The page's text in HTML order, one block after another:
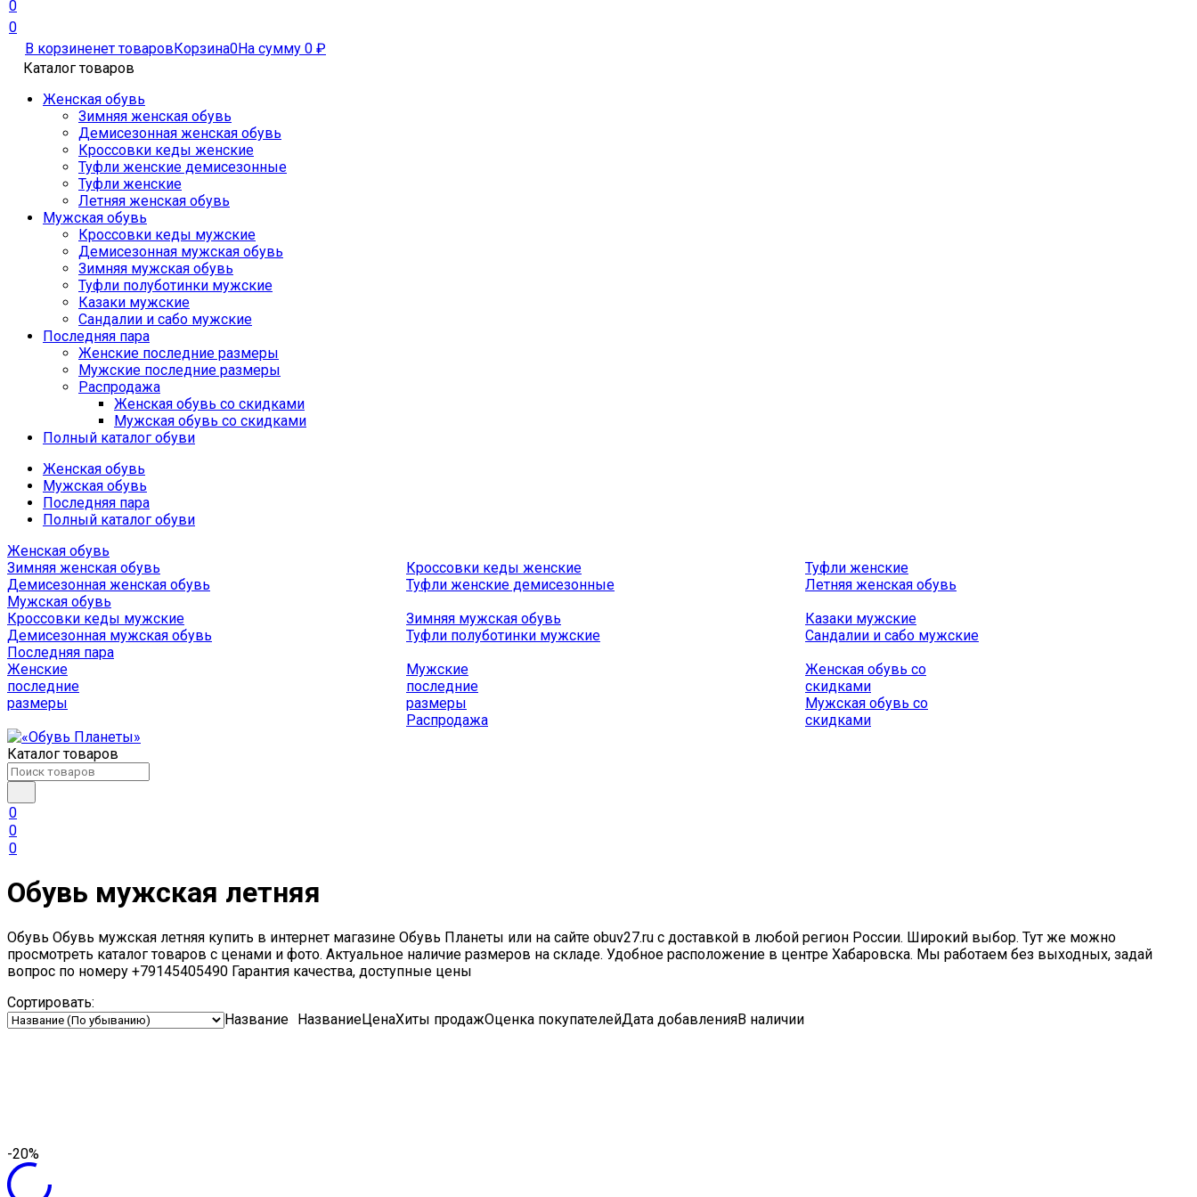
0
0
В корзиненет товаровКорзина0На сумму 0 ₽
Каталог товаров
Женская обувь
Зимняя женская обувь
Демисезонная женская обувь
Кроссовки кеды женские
Туфли женские демисезонные
Туфли женские
Летняя женская обувь
Мужская обувь
Кроссовки кеды мужские
Демисезонная мужская обувь
Зимняя мужская обувь
Туфли полуботинки мужские
Казаки мужские
Сандалии и сабо мужские
Последняя пара
Женские последние размеры
Мужские последние размеры
Распродажа
Женская обувь со скидками
Мужская обувь со скидками
Полный каталог обуви
Женская обувь
Мужская обувь
Последняя пара
Полный каталог обуви
Женская обувь
Зимняя женская обувь
Демисезонная женская обувь
Кроссовки кеды женские
Туфли женские демисезонные
Туфли женские
Летняя женская обувь
Мужская обувь
Кроссовки кеды мужские
Демисезонная мужская обувь
Зимняя мужская обувь
Туфли полуботинки мужские
Казаки мужские
Сандалии и сабо мужские
Последняя пара
Женские
последние
размеры
Мужские
последние
размеры
Распродажа
Женская обувь со
скидками
Мужская обувь со
скидками
Каталог товаров
0
0
0
Обувь мужская летняя
Обувь Обувь мужская летняя купить в интернет магазине Обувь Планеты или на сайте obuv27.ru с доставкой в любой регион России. Широкий выбор. Тут же можно
просмотреть каталог товаров с ценами и фото. Актуальное наличие размеров на складе. Удобное расположение в центре Хабаровска. Мы работаем без выходных, задай
вопрос по номеру +79145405490 Гарантия качества, доступные цены
Сортировать:
Название НазваниеЦенаХиты продажОценка покупателейДата добавленияВ наличии
-20%